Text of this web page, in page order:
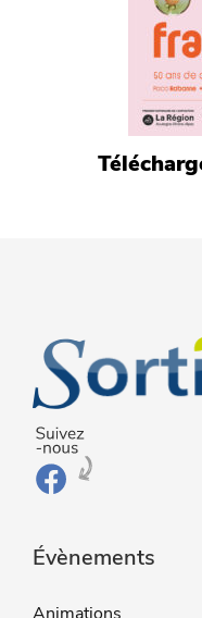
Évènements
Animations